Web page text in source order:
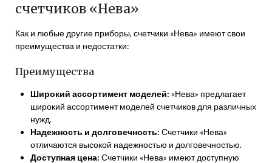
счетчиков «Нева»
Как и любые другие приборы, счетчики «Нева» имеют свои
преимущества и недостатки:
Преимущества
Широкий ассортимент моделей: «Нева» предлагает
широкий ассортимент моделей счетчиков для различных
нужд.
Надежность и долговечность: Счетчики «Нева»
отличаются высокой надежностью и долговечностью.
Доступная цена: Счетчики «Нева» имеют доступную